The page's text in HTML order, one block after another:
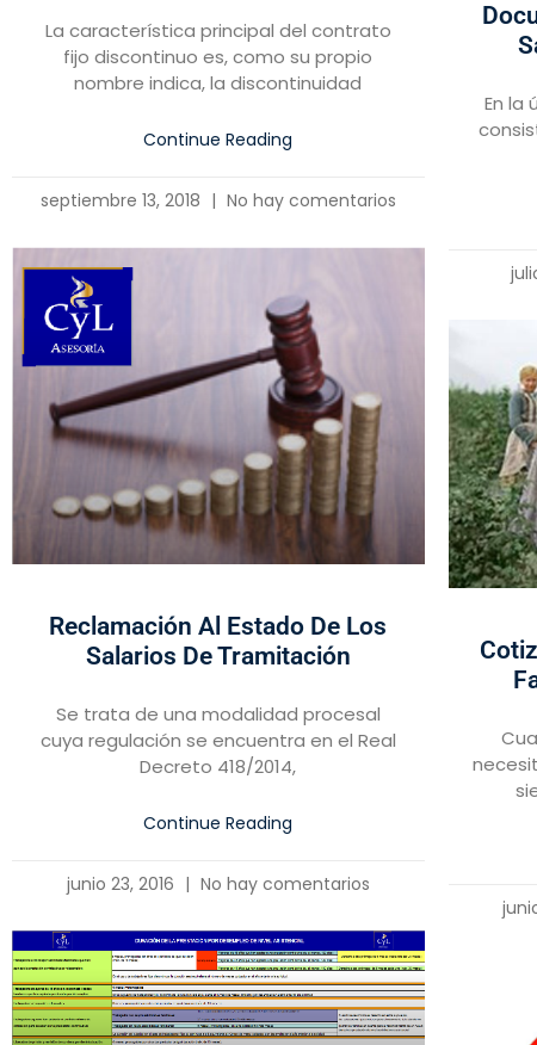
La característica principal del contrato
fijo discontinuo es, como su propio
nombre indica, la discontinuidad
Continue Reading
septiembre 13, 2018 No hay comentarios
En la
Reclamación Al Estado De Los
Salarios De Tramitación
Se trata de una modalidad procesal
cuya regulación se encuentra en el Real
Decreto 418/2014,
Continue Reading
junio 23, 2016 No hay comentarios